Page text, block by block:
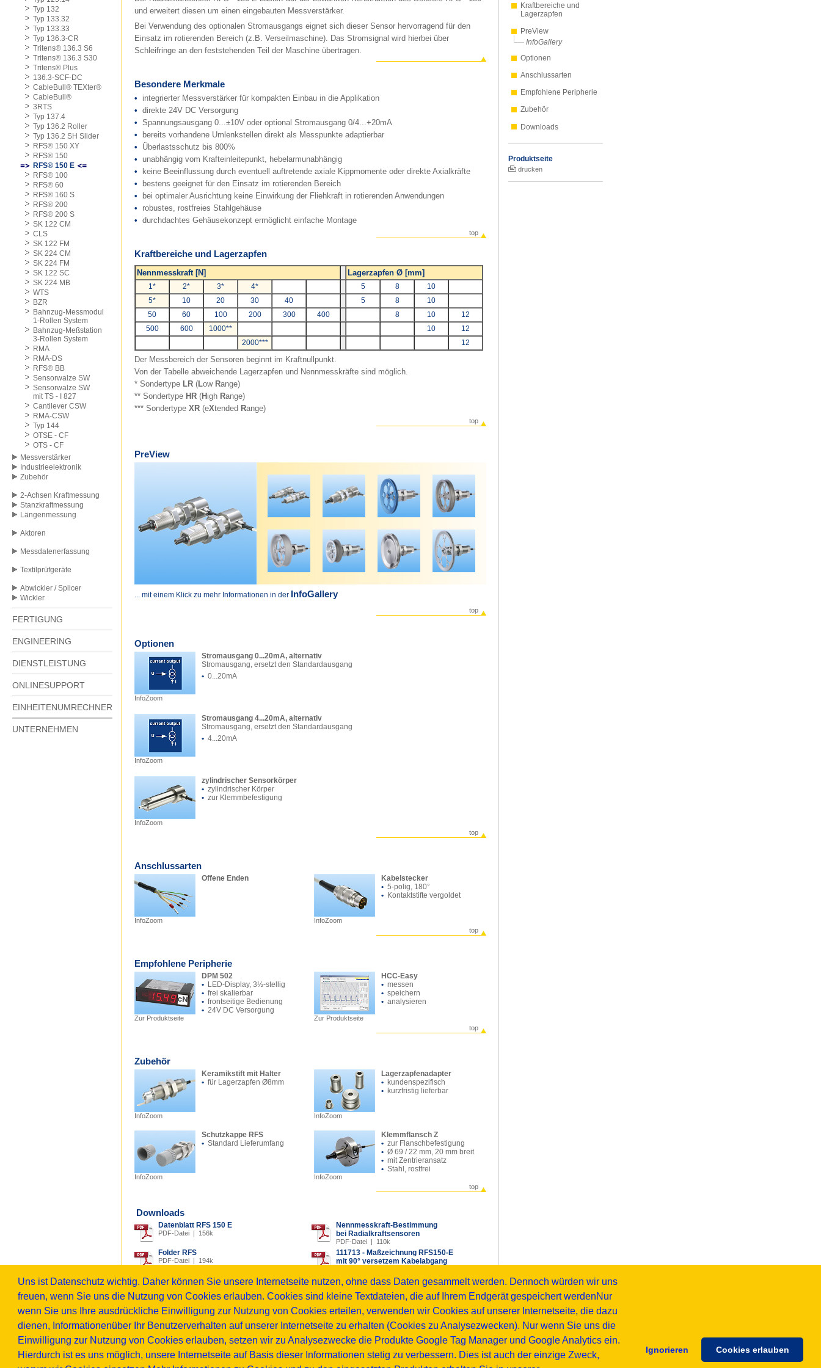
Uns ist Datenschutz wichtig. Daher können Sie unsere Internetseite nutzen, ohne dass Daten gesammelt werden. Dennoch würden wir uns
freuen, wenn Sie uns die Nutzung von Cookies erlauben. Cookies sind kleine Textdateien, die auf Ihrem Endgerät gespeichert werdenNur
wenn Sie uns Ihre ausdrückliche Einwilligung zur Nutzung von Cookies erteilen, verwenden wir Cookies auf unserer Internetseite, die dazu
dienen, Informationenüber Ihr Benutzerverhalten auf unserer Internetseite zu erhalten (Cookies zu Analysezwecken). Nur wenn Sie uns die
Einwilligung zur Nutzung von Cookies erlauben, setzen wir zu Analysezwecke die Produkte Google Tag Manager und Google Analytics ein.
Hierdurch ist es uns möglich, unsere Internetseite auf Basis dieser Informationen stetig zu verbessern. Dies ist auch der einzige Zweck,
Ignorieren Cookies erlauben
Typ 132
Typ 133.32
Typ 133.33
Typ 136.3-CR
Tritens® 136.3 S6
Tritens® 136.3 S30
Tritens® Plus
136.3-SCF-DC
CableBull® TEXter®
CableBull®
3RTS
Typ 137.4
Typ 136.2 Roller
Typ 136.2 SH Slider
RFS® 150 XY
RFS® 150
RFS® 150 E
RFS® 100
RFS® 60
RFS® 160 S
RFS® 200
RFS® 200 S
SK 122 CM
CLS
SK 122 FM
SK 224 CM
SK 224 FM
SK 122 SC
SK 224 MB
WTS
BZR
Bahnzug-Messmodul
1-Rollen System
Bahnzug-Meßstation
3-Rollen System
RMA
RMA-DS
RFS® BB
Sensorwalze SW
Sensorwalze SW
mit TS - I 827
Cantilever CSW
RMA-CSW
Typ 144
OTSE - CF
OTS - CF
Messverstärker
Industrieelektronik
Zubehör
2-Achsen Kraftmessung
Stanzkraftmessung
Längenmessung
Aktoren
Messdatenerfassung
Textilprüfgeräte
Abwickler / Splicer
Wickler
FERTIGUNG
ENGINEERING
DIENSTLEISTUNG
ONLINESUPPORT
EINHEITENUMRECHNER
UNTERNEHMEN
und erweitert diesen um einen eingebauten Messverstärker.
Bei Verwendung des optionalen Stromausgangs eignet sich dieser Sensor hervorragend für den
Einsatz im rotierenden Bereich (z.B. Verseilmaschine). Das Stromsignal wird hierbei über
Schleifringe an den feststehenden Teil der Maschine übertragen.
Besondere Merkmale
•
integrierter Messverstärker für kompakten Einbau in die Applikation
• direkte 24V DC Versorgung
• Spannungsausgang 0...±10V oder optional Stromausgang 0/4...+20mA
•
bereits vorhandene Umlenkstellen direkt als Messpunkte adaptierbar
•
Überlastsschutz bis 800%
• unabhängig vom Krafteinleitepunkt, hebelarmunabhängig
•
keine Beeinflussung durch eventuell auftretende axiale Kippmomente oder direkte Axialkräfte
•
bestens geeignet für den Einsatz im rotierenden Bereich
•
bei optimaler Ausrichtung keine Einwirkung der Fliehkraft in rotierenden Anwendungen
•
robustes, rostfreies Stahlgehäuse
• durchdachtes Gehäusekonzept ermöglicht einfache Montage
top
Kraftbereiche und Lagerzapfen
Nennmesskraft [N] Lagerzapfen Ø [mm]
1* 2* 3* 4* 5 8
10
5*
10 20 30 40 5 8
10
50
60 100 200 300 400 8 10
12
500
600 1000** 10
12
2000***
12
Der Messbereich der Sensoren beginnt im Kraftnullpunkt.
Von der Tabelle abweichende Lagerzapfen und Nennmesskräfte sind möglich.
* Sondertype LR (Low Range)
** Sondertype HR (H igh Range)
*** Sondertype XR (eXtended Range)
top
PreView
... mit einem Klick zu mehr Informationen in der InfoGallery
top
Optionen
InfoZoom
Stromausgang 0...20mA, alternativ
Stromausgang, ersetzt den Standardausgang
• 0...20mA
InfoZoom
Stromausgang 4...20mA, alternativ
Stromausgang, ersetzt den Standardausgang
• 4...20mA
InfoZoom
zylindrischer Sensorkörper
• zylindrischer Körper
• zur Klemmbefestigung
top
Anschlussarten
InfoZoom
Offene Enden
InfoZoom
Kabelstecker
• 5-polig, 180°
• Kontaktstifte vergoldet
top
Empfohlene Peripherie
Zur Produktseite
DPM 502
• LED-Display, 3½-stellig
• frei skalierbar
• frontseitige Bedienung
• 24V DC Versorgung
Zur Produktseite
HCC-Easy
• messen
• speichern
• analysieren
top
Zubehör
InfoZoom
Keramikstift mit Halter
• für Lagerzapfen Ø8mm
InfoZoom
Lagerzapfenadapter
• kundenspezifisch
• kurzfristig lieferbar
InfoZoom
Schutzkappe RFS
• Standard Lieferumfang
InfoZoom
Klemmflansch Z
• zur Flanschbefestigung
• Ø 69 / 22 mm, 20 mm breit
• mit Zentrieransatz
• Stahl, rostfrei
top
Downloads
Datenblatt RFS 150 E
PDF-Datei | 156k
Nennmesskraft-Bestimmung
bei Radialkraftsensoren
PDF-Datei | 110k
Folder RFS
PDF-Datei | 194k
111713 - Maßzeichnung RFS150-E
mit 90° versetzem Kabelabgang
64_255_230
PDF-Datei | 102k
3D-Modell RFS150-E Lagerzapfen 5mm
STEP-Datei | 372k
3D-Modell RFS150-E Lagerzapfen 8mm
STEP-Datei | 382k
3D-Modell RFS150-E Lagerzapfen 10mm
STEP-Datei | 495k
3D-Modell RFS150-E Lagerzapfen 12mm
STEP-Datei | 1203k
64_255_230 - Klemmflansch Z
STEP-Datei | 186k
Kraftbereiche und
Lagerzapfen
PreView
InfoGallery
Optionen
Anschlussarten
Empfohlene Peripherie
Zubehör
Downloads
Produktseite
drucken